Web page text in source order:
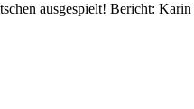
ausgespielt! Bericht: